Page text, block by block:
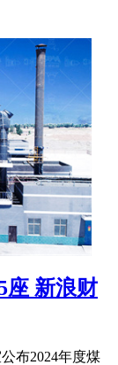
座 新浪财
布2024年度煤